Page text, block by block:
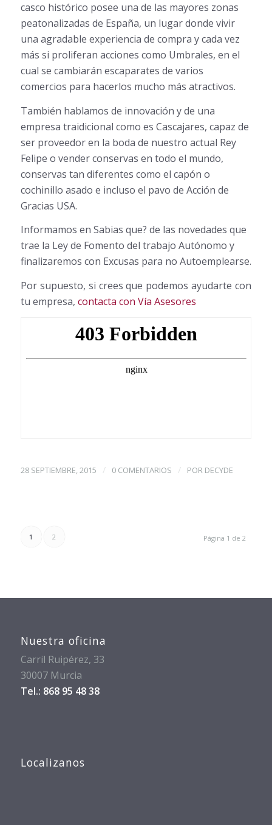
casco histórico posee una de las mayores zonas
peatonalizadas de España, un lugar donde vivir
una agradable experiencia de compra y cada vez
más si proliferan acciones como Umbrales, en el
cual se cambiarán escaparates de varios
comercios para hacerlos mucho más atractivos.
También hablamos de innovación y de una
empresa traidicional como es Cascajares, capaz de
ser proveedor en la boda de nuestro actual Rey
Felipe o vender conservas en todo el mundo,
conservas tan diferentes como el capón o
cochinillo asado e incluso el pavo de Acción de
Gracias USA.
Informamos en Sabias que? de las novedades que
trae la Ley de Fomento del trabajo Autónomo y
finalizaremos con Excusas para no Autoemplearse.
Por supuesto, si crees que podemos ayudarte con
tu empresa, contacta con Vía Asesores
28 SEPTIEMBRE, 2015 / 0 COMENTARIOS / POR DECYDE
Página 1 de 2
1 2
Nuestra oficina
Carril Ruipérez, 33
30007 Murcia
Tel.: 868 95 48 38
Localizanos